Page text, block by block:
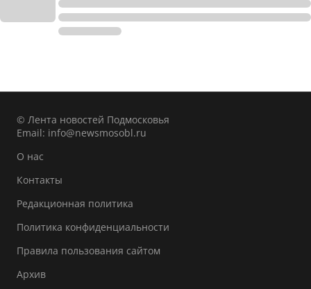
© Лента новостей Подмосковья
Email: info@newsmosobl.ru
О нас
Контакты
Редакционная политика
Политика конфиденциальности
Правила пользования сайтом
Архив